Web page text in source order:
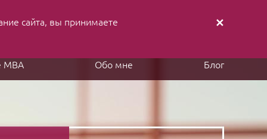
письмо
MBA Обо мне Блог
cайта, вы принимаете
✕